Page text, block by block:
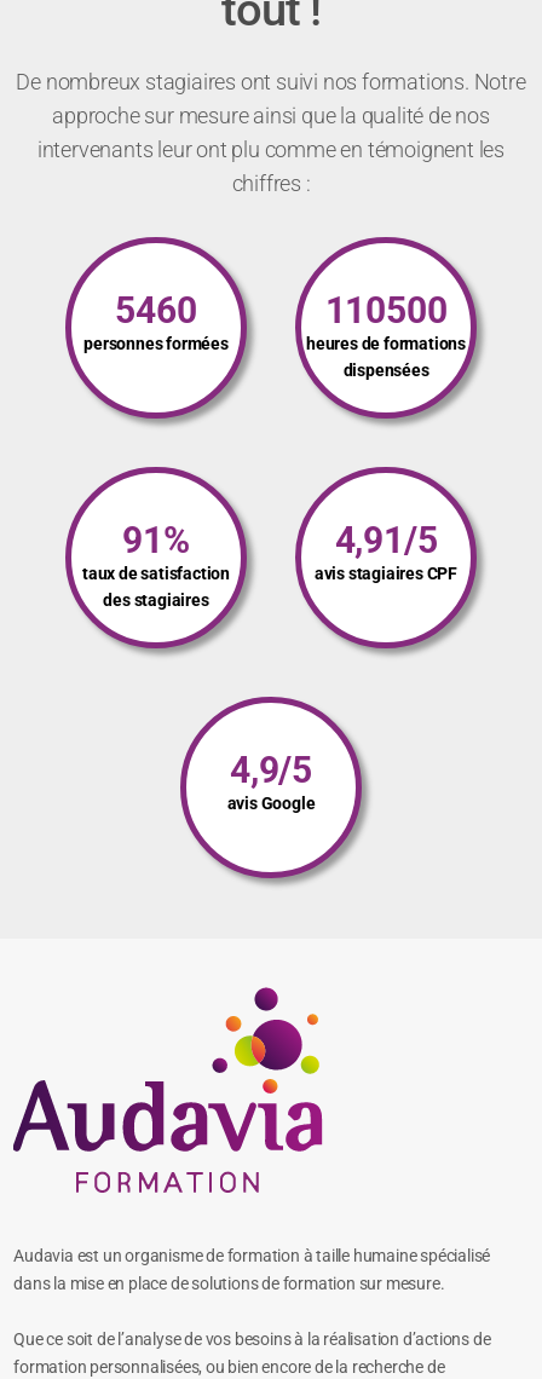
De nombreux stagiaires ont suivi nos formations. Notre
approche sur mesure ainsi que la qualité de nos
intervenants leur ont plu comme en témoignent les
chiffres :
5460
personnes formées
110500
heures de formations
dispensées
91%
taux de satisfaction
des stagiaires
4,91/5
avis stagiaires CPF
4,9/5
avis Google
Audavia est un organisme de formation à taille humaine spécialisé
dans la mise en place de solutions de formation sur mesure.
Que ce soit de l’analyse de vos besoins à la réalisation d’actions de
formation personnalisées, ou bien encore de la recherche de